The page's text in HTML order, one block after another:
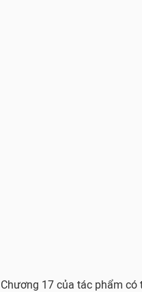
Chương 17 của tác phẩm có